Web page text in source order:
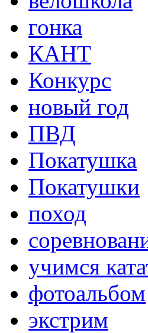
гонка
КАНТ
Конкурс
новый год
ПВД
Покатушка
Покатушки
поход
учимся
фотоальбом
экстрим